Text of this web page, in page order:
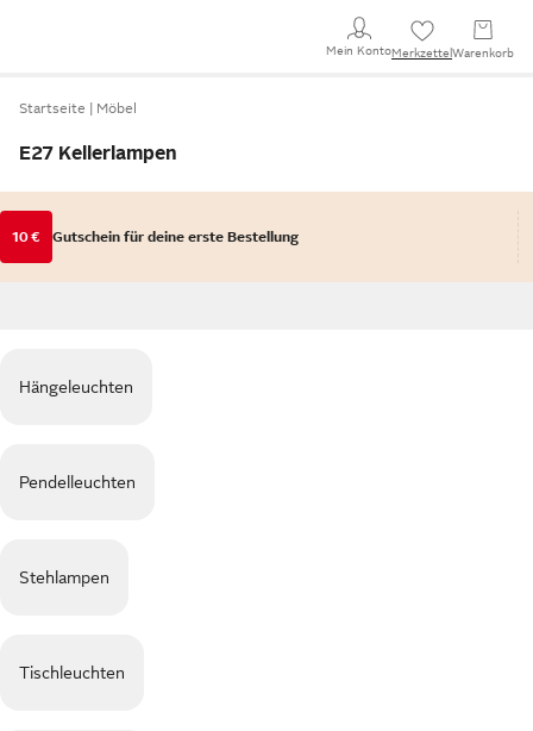
Mein KontoMerkzettel Warenkorb
Startseite Möbel
E27 Kellerlampen
10 € Gutschein für deine erste Bestellung
Hängeleuchten
Pendelleuchten
Stehlampen
Tischleuchten